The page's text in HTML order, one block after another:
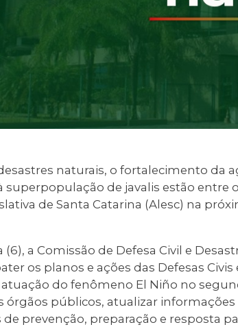
naturais, o fortalecimento da
de javalis estão entre
de Santa Catarina (Alesc) na
(6), a Comissão de Defesa Civil e
os planos e ações das Defesas
do fenômeno El Niño no
órgãos públicos, atualizar
prevenção, preparação e resposta